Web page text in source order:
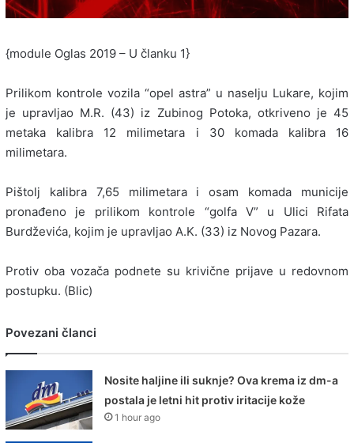
{module Oglas 2019 – U članku 1}
Prilikom kontrole vozila “opel astra” u naselju Lukare, kojim
je upravljao M.R. (43) iz Zubinog Potoka, otkriveno je 45
metaka kalibra 12 milimetara i 30 komada kalibra 16
milimetara.
Pištolj kalibra 7,65 milimetara i osam komada municije
pronađeno je prilikom kontrole “golfa V” u Ulici Rifata
Burdževića, kojim je upravljao A.K. (33) iz Novog Pazara.
Protiv oba vozača podnete su krivične prijave u redovnom
postupku. (Blic)
Povezani članci
Nosite haljine ili suknje? Ova krema iz dm-a
postala je letni hit protiv iritacije kože
1 hour ago